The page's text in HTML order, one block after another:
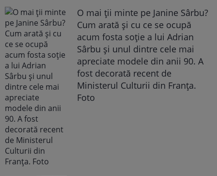
O mai ții minte pe Janine Sârbu?
Cum arată și cu ce se ocupă
acum fosta soție a lui Adrian
Sârbu și unul dintre cele mai
apreciate modele din anii 90. A
fost decorată recent de
Ministerul Culturii din Franța.
Foto